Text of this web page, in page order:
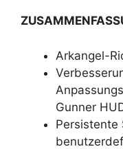
Arkangel-
Gunner
Persistente